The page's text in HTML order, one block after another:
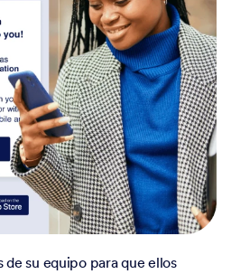
su equipo para que ellos